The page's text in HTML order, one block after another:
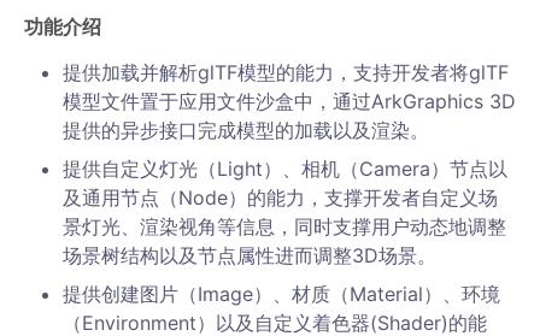
功能介绍
提供加载并解析glTF模型的能力，支持开发者将glTF
模型文件置于应用文件沙盒中，通过ArkGraphics 3D
提供的异步接口完成模型的加载以及渲染。
提供自定义灯光（Light）、相机（Camera）节点以
及通用节点（Node）的能力，支撑开发者自定义场
景灯光、渲染视角等信息，同时支撑用户动态地调整
场景树结构以及节点属性进而调整3D场景。
提供创建图片（Image）、材质（Material）、环境
（Environment）以及自定义着色器(Shader)的能